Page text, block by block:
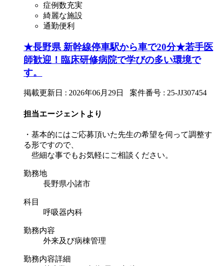
症例数充実
綺麗な施設
通勤便利
★長野県 新幹線停車駅から車で20分★若手医
師歓迎！臨床研修病院で学びの多い環境で
す。
掲載更新日 : 2026年06月29日 案件番号 : 25-JJ307454
担当エージェントより
・基本的にはご応募頂いた先生の希望を伺って調整す
る形ですので、
些細な事でもお気軽にご相談ください。
勤務地
長野県小諸市
科目
呼吸器内科
勤務内容
外来及び病棟管理
勤務内容詳細